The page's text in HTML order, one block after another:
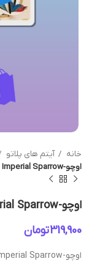
خانه آیتم های پلاتو
اوچو-Imperial Sparrow
اوچو-Imperial Sparrow
تومان
اوچو-Imperial Sparrow